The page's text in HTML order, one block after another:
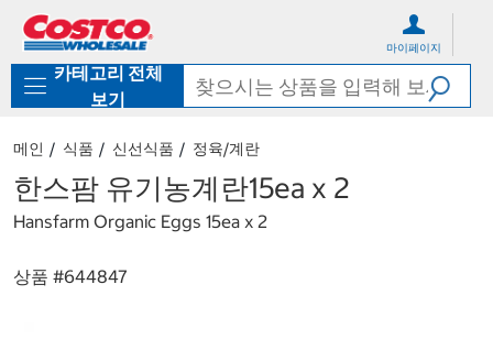
로
기
가
마이페이지
카테고리 전체
보기
메인 식품 신선식품 정육/계란
한스팜 유기농계란15ea x 2
Hansfarm Organic Eggs 15ea x 2
상품 #644847